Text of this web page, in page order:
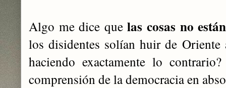
Algo me dice quelas cosas no
los disidentes solían huir de Oriente
haciendo exactamente lo
comprensión de la democracia en